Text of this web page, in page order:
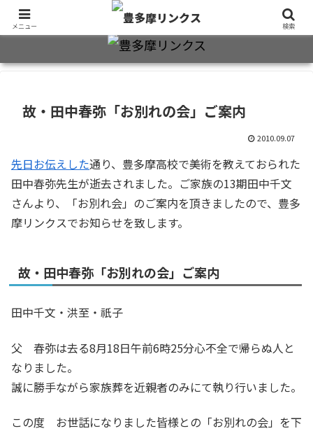
旧制十三中・都立豊多摩高卒業生2万7千人のための同窓会公式サイト
故・田中春弥「お別れの会」ご案内
2010.09.07
先日お伝えした通り、豊多摩高校で美術を教えておられた
田中春弥先生が逝去されました。ご家族の13期田中千文
さんより、「お別れ会」のご案内を頂きましたので、豊多
摩リンクスでお知らせを致します。
故・田中春弥「お別れの会」ご案内
田中千文・洪至・祇子
父 春弥は去る8月18日午前6時25分心不全で帰らぬ人と
なりました。
誠に勝手ながら家族葬を近親者のみにて執り行いました。
この度 お世話になりました皆様との「お別れの会」を下
メニュー 検索